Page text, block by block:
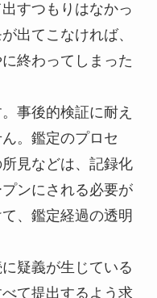
すつもりはなかっ
出てこなければ、
終わってしまった
事後的検証に耐え
。鑑定のプロセ
見などは、記録化
ンにされる必要が
、鑑定経過の透明
疑義が生じている
て提出するよう求